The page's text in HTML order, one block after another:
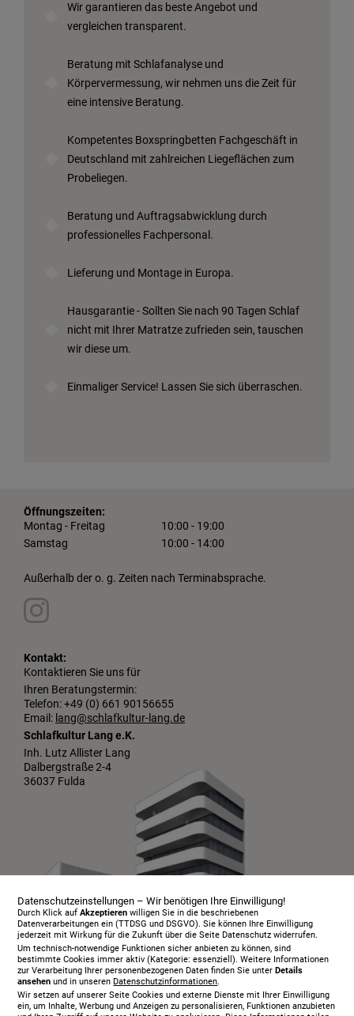
Wir garantieren das beste Angebot und
vergleichen transparent.
Beratung mit Schlafanalyse und
Körpervermessung, wir nehmen uns die Zeit für
eine intensive Beratung.
Kompetentes Boxspringbetten Fachgeschäft in
Deutschland mit zahlreichen Liegeflächen zum
Probeliegen.
Beratung und Auftragsabwicklung durch
professionelles Fachpersonal.
Lieferung und Montage in Europa.
Hausgarantie - Sollten Sie nach 90 Tagen Schlaf
nicht mit Ihrer Matratze zufrieden sein, tauschen
wir diese um.
Einmaliger Service! Lassen Sie sich überraschen.
Öffnungszeiten:
Montag - Freitag
10:00 - 19:00
Samstag
10:00 - 14:00
Außerhalb der o. g. Zeiten nach Terminabsprache.
Kontakt:
Kontaktieren Sie uns für
Ihren Beratungstermin:
Telefon: +49 (0) 661 90156655
Email: lang@schlafkultur-lang.de
Schlafkultur Lang e.K.
Inh. Lutz Allister Lang
Dalbergstraße 2-4
36037 Fulda
Infopaket
Über uns
Datenschutzeinstellungen – Wir benötigen Ihre Einwilligung!
Durch Klick aufAkzeptieren willigen Sie in die beschriebenen
Datenverarbeitungen ein (TTDSG und DSGVO). Sie können Ihre Einwilligung
jederzeit mit Wirkung für die Zukunft über die Seite Datenschutz widerrufen.
Um technisch-notwendige Funktionen sicher anbieten zu können, sind
bestimmte Cookies immer aktiv (Kategorie: essenziell). Weitere Informationen
zur Verarbeitung Ihrer personenbezogenen Daten finden Sie unterDetails
ansehen und in unserenDatenschutzinformationen.
Wir setzen auf unserer Seite Cookies und externe Dienste mit Ihrer Einwilligung
ein, um Inhalte, Werbung und Anzeigen zu personalisieren, Funktionen anzubieten